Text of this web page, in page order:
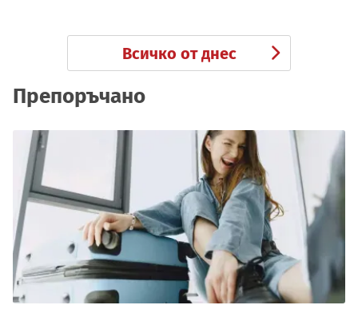
Всичко от днес
Препоръчано